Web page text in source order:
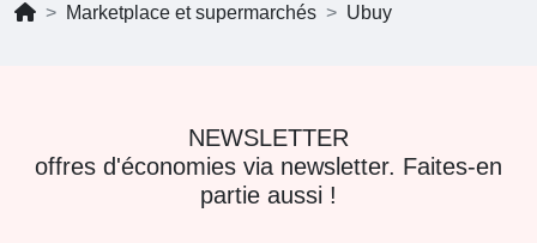
Marketplace et supermarchés Ubuy
NEWSLETTER
offres d'économies via newsletter. Faites-en
partie aussi !